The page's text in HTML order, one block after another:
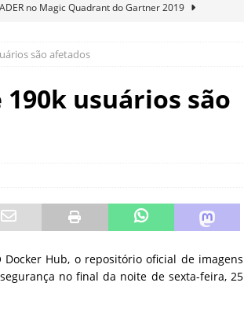
no Magic Quadrant do Gartner 2019
mira de campanhas de phishing
privacidade ou novas oportunidades de golpes
são afetados
usuários são
Hub, o repositório oficial de imagens
no final da noite de sexta-feira, 25